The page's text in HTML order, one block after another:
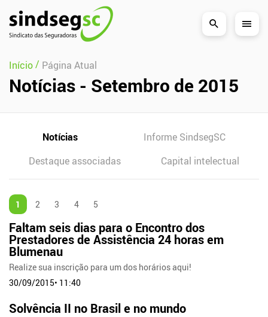
Pular Navegação (s)
Início/ Página Atual
Notícias - Setembro de 2015
Notícias
Informe SindsegSC
Destaque associadas
Capital intelectual
1 2 3 4 5
Faltam seis dias para o Encontro dos
Prestadores de Assistência 24 horas em
Blumenau
Realize sua inscrição para um dos horários aqui!
30/09/2015• 11:40
Solvência II no Brasil e no mundo